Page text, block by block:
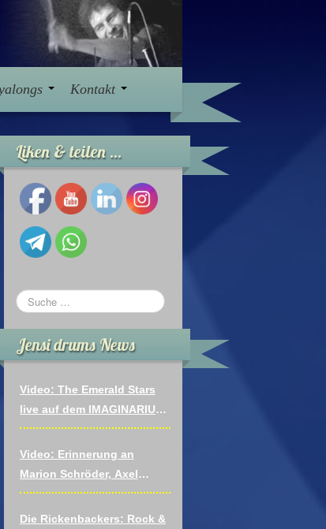
Kontakt
Liken & teilen …
Jensi drums News
Video: The Emerald Stars
live auf dem IMAGINARIUM
FESTIVAL: Vagabonds Of
The Western World (Thin
Lizzy)
Video: Erinnerung an
Marion Schröder, Axel
Draeger, Andreas Hönsch
Die Rickenbackers: Rock &